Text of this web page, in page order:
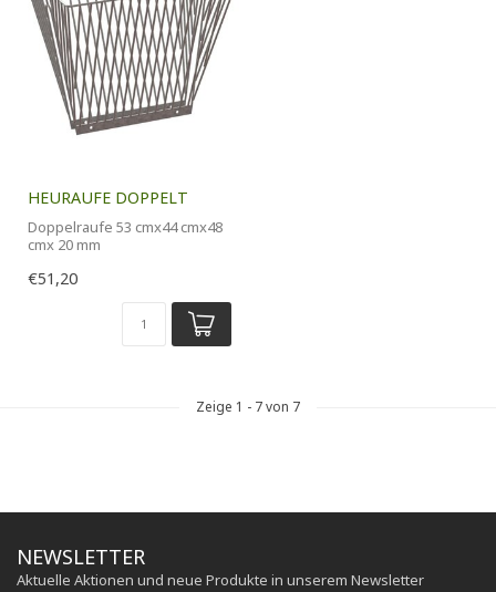
HEURAUFE DOPPELT
Doppelraufe 53 cmx44 cmx48
cmx 20 mm
€51,20
Zeige 1 - 7von 7
NEWSLETTER
Aktuelle Aktionen und neue Produkte in unserem Newsletter